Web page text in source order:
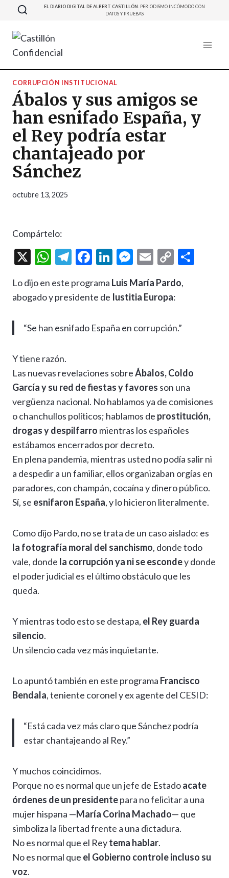
Saltar
contenido
EL DIARIO DIGITAL DE ALBERT CASTILLÓN. PERIODISMO INCÓMODO CON
DATOS Y PRUEBAS
CORRUPCIÓN INSTITUCIONAL
Ábalos y sus amigos se
han esnifado España, y
el Rey podría estar
chantajeado por
Sánchez
octubre 13, 2025
Compártelo:
X
W
at
s
A
p
T
e
gr
a
F
e
b
o
Li
ke
dI
n
M
se
n
g
E
ai
l
C
p
y
Li
Lo dijo en este programa Luis María Pardo,
abogado y presidente de Iustitia Europa:
“Se han esnifado España en corrupción.”
Y tiene razón.
Las nuevas revelaciones sobreÁbalos, Coldo
García y su red de fiestas y favores son una
vergüenza nacional. No hablamos ya de comisiones
o chanchullos políticos; hablamos de prostitución,
drogas y despilfarro mientras los españoles
estábamos encerrados por decreto.
En plena pandemia, mientras usted no podía salir ni
a despedir a un familiar, ellos organizaban orgías en
paradores, con champán, cocaína y dinero público.
Sí, se esnifaron España, y lo hicieron literalmente.
Como dijo Pardo, no se trata de un caso aislado: es
la fotografía moral del sanchismo, donde todo
vale, donde la corrupción ya ni se escondey donde
el poder judicial es el último obstáculo que les
queda.
Y mientras todo esto se destapa, el Rey guarda
silencio.
Un silencio cada vez más inquietante.
Lo apuntó también en este programa Francisco
Bendala, teniente coronel y ex agente del CESID:
“Está cada vez más claro que Sánchez podría
estar chantajeando al Rey.”
Y muchos coincidimos.
Porque no es normal que un jefe de Estadoacate
órdenes de un presidentepara no felicitar a una
mujer hispana —María Corina Machado— que
simboliza la libertad frente a una dictadura.
No es normal que el Reytema hablar.
No es normal que el Gobierno controle incluso su
voz.